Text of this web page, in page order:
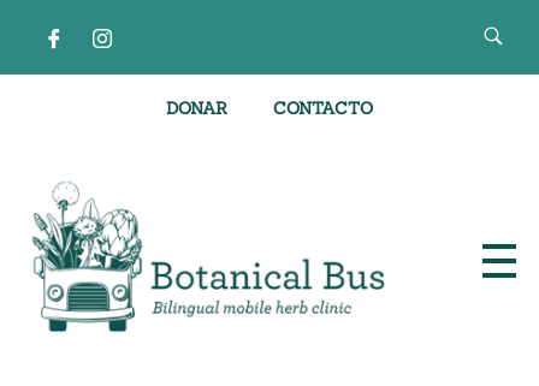
DONAR CONTACTO